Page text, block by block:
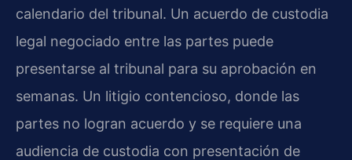
calendario del tribunal. Un acuerdo de custodia
legal negociado entre las partes puede
presentarse al tribunal para su aprobación en
semanas. Un litigio contencioso, donde las
partes no logran acuerdo y se requiere una
audiencia de custodia con presentación de